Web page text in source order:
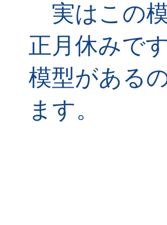
実はこの
正月休みで
模型がある
ます。